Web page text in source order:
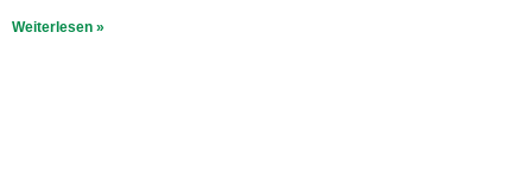
Weiterlesen »